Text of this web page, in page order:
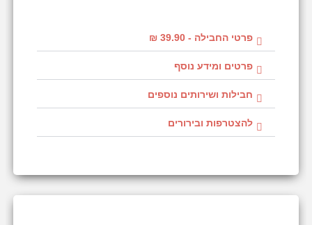
פרטי החבילה - 39.90 ₪
פרטים ומידע נוסף
חבילות ושירותים נוספים
להצטרפות ובירורים